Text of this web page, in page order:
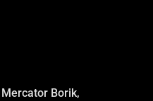
Borik,